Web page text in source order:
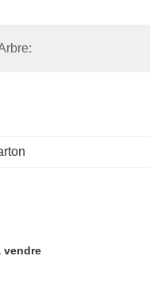
vendre